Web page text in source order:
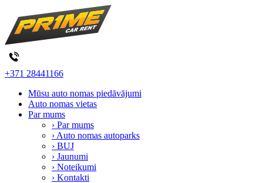
+371 28441166
Mūsu auto nomas piedāvājumi
Auto nomas vietas
Par mums
› Par mums
› Auto nomas autoparks
› BUJ
› Jaunumi
› Noteikumi
› Kontakti